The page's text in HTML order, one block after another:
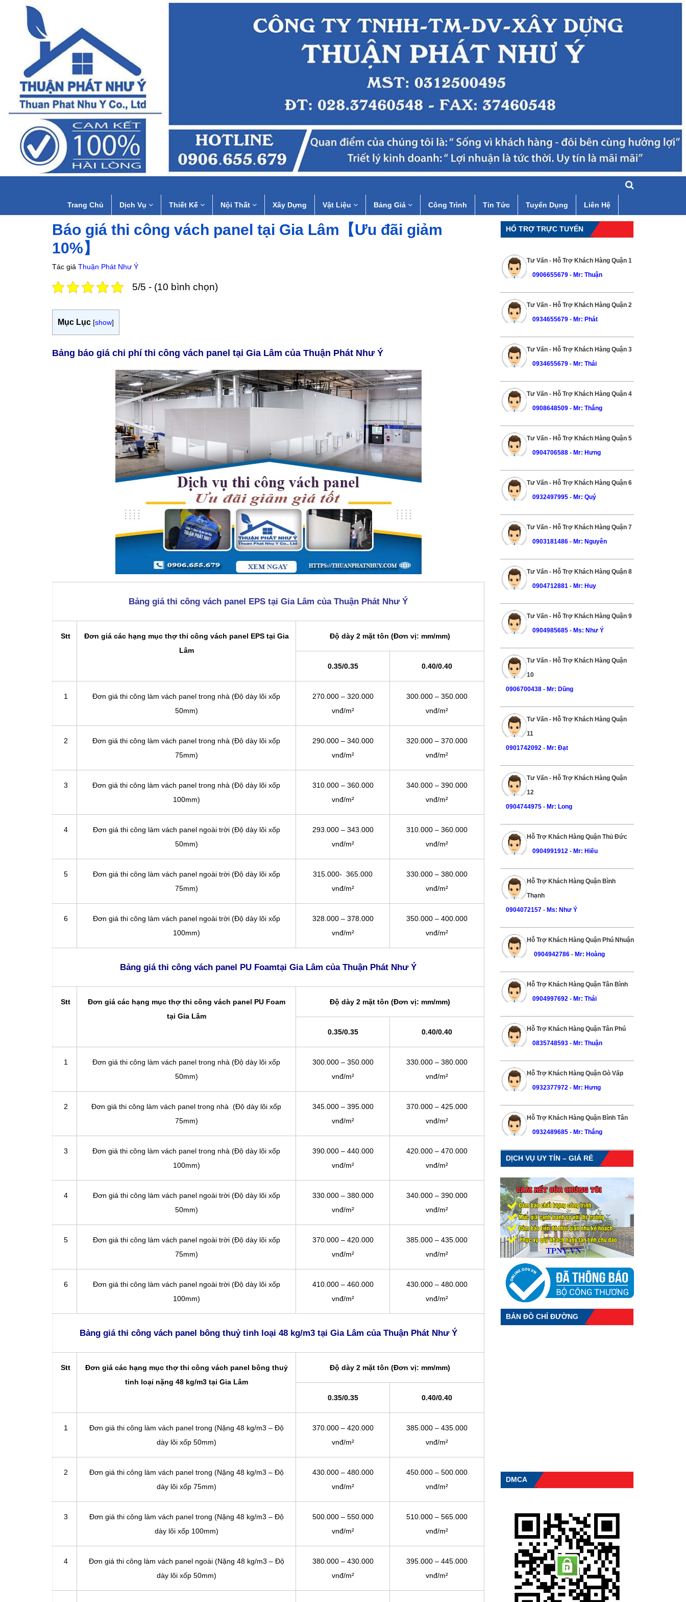
Trang Chủ Dịch Vụ Thiết Kế Nội Thất Xây Dựng Vật Liệu Bảng Giá Công Trình Tin Tức Tuyển Dụng Liên Hệ
Báo giá thi công vách panel tại Gia Lâm【Ưu đãi giảm
10%】
Tác giả Thuận Phát Như Ý
5/5 - (10 bình chọn)
Mục Lục [show]
Bảng báo giá chi phí thi công vách panel tại Gia Lâm của Thuận Phát Như Ý
Bảng giá thi công vách panel EPS tại Gia Lâm của Thuận Phát Như Ý
Stt
Đơn giá các hạng mục thợ thi công vách panel EPS tại Gia
Lâm
Độ dày 2 mặt tôn (Đơn vị: mm/mm)
0.35/0.35 0.40/0.40
1
Đơn giá thi công làm vách panel trong nhà (Độ dày lõi xốp
50mm)
270.000 – 320.000
vnđ/m²
300.000 – 350.000
vnđ/m²
2
Đơn giá thi công làm vách panel trong nhà (Độ dày lõi xốp
75mm)
290.000 – 340.000
vnđ/m²
320.000 – 370.000
vnđ/m²
3
Đơn giá thi công làm vách panel trong nhà (Độ dày lõi xốp
100mm)
310.000 – 360.000
vnđ/m²
340.000 – 390.000
vnđ/m²
4
Đơn giá thi công làm vách panel ngoài trời (Độ dày lõi xốp
50mm)
293.000 – 343.000
vnđ/m²
310.000 – 360.000
vnđ/m²
5
Đơn giá thi công làm vách panel ngoài trời (Độ dày lõi xốp
75mm)
315.000- 365.000
vnđ/m²
330.000 – 380.000
vnđ/m²
6
Đơn giá thi công làm vách panel ngoài trời (Độ dày lõi xốp
100mm)
328.000 – 378.000
vnđ/m²
350.000 – 400.000
vnđ/m²
Bảng giá thi công vách panel PU Foamtại Gia Lâm của Thuận Phát Như Ý
Stt
Đơn giá các hạng mục thợ thi công vách panel PU Foam
tại Gia Lâm
Độ dày 2 mặt tôn (Đơn vị: mm/mm)
0.35/0.35 0.40/0.40
1
Đơn giá thi công làm vách panel trong nhà (Độ dày lõi xốp
50mm)
300.000 – 350.000
vnđ/m²
330.000 – 380.000
vnđ/m²
2
Đơn giá thi công làm vách panel trong nhà (Độ dày lõi xốp
75mm)
345.000 – 395.000
vnđ/m²
370.000 – 425.000
vnđ/m²
3
Đơn giá thi công làm vách panel trong nhà (Độ dày lõi xốp
100mm)
390.000 – 440.000
vnđ/m²
420.000 – 470.000
vnđ/m²
4
Đơn giá thi công làm vách panel ngoài trời (Độ dày lõi xốp
50mm)
330.000 – 380.000
vnđ/m²
340.000 – 390.000
vnđ/m²
5
Đơn giá thi công làm vách panel ngoài trời (Độ dày lõi xốp
75mm)
370.000 – 420.000
vnđ/m²
385.000 – 435.000
vnđ/m²
6
Đơn giá thi công làm vách panel ngoài trời (Độ dày lõi xốp
100mm)
410.000 – 460.000
vnđ/m²
430.000 – 480.000
vnđ/m²
Bảng giá thi công vách panel bông thuỷ tinh loại 48 kg/m3 tại Gia Lâm của Thuận Phát Như Ý
Stt
Đơn giá các hạng mục thợ thi công vách panel bông thuỷ
tinh loại nặng 48 kg/m3 tại Gia Lâm
Độ dày 2 mặt tôn (Đơn vị: mm/mm)
0.35/0.35 0.40/0.40
1
Đơn giá thi công làm vách panel trong (Nặng 48 kg/m3 – Độ
dày lõi xốp 50mm)
370.000 – 420.000
vnđ/m²
385.000 – 435.000
vnđ/m²
2
Đơn giá thi công làm vách panel trong (Nặng 48 kg/m3 – Độ
dày lõi xốp 75mm)
430.000 – 480.000
vnđ/m²
450.000 – 500.000
vnđ/m²
3
Đơn giá thi công làm vách panel trong (Nặng 48 kg/m3 – Độ
dày lõi xốp 100mm)
500.000 – 550.000
vnđ/m²
510.000 – 565.000
vnđ/m²
4
Đơn giá thi công làm vách panel ngoài (Nặng 48 kg/m3 – Độ
dày lõi xốp 50mm)
380.000 – 430.000
vnđ/m²
395.000 – 445.000
vnđ/m²
HỔ TRỢ TRỰC TUYẾN
Tư Vấn - Hỗ Trợ Khách Hàng Quận 1
0906655679 - Mr: Thuận
Tư Vấn - Hỗ Trợ Khách Hàng Quận 2
0934655679 - Mr: Phát
Tư Vấn - Hỗ Trợ Khách Hàng Quận 3
0934655679 - Mr: Thái
Tư Vấn - Hỗ Trợ Khách Hàng Quận 4
0908648509 - Mr: Thắng
Tư Vấn - Hỗ Trợ Khách Hàng Quận 5
0904706588 - Mr: Hưng
Tư Vấn - Hỗ Trợ Khách Hàng Quận 6
0932497995 - Mr: Quý
Tư Vấn - Hỗ Trợ Khách Hàng Quận 7
0903181486 - Mr: Nguyên
Tư Vấn - Hỗ Trợ Khách Hàng Quận 8
0904712881 - Mr: Huy
Tư Vấn - Hỗ Trợ Khách Hàng Quận 9
0904985685 - Ms: Như Ý
Tư Vấn - Hỗ Trợ Khách Hàng Quận
10
0906700438- Mr: Dũng
Tư Vấn - Hỗ Trợ Khách Hàng Quận
11
0901742092 - Mr: Đạt
Tư Vấn - Hỗ Trợ Khách Hàng Quận
12
0904744975- Mr: Long
Hỗ Trợ Khách Hàng Quận Thủ Đức
0904991912 - Mr: Hiếu
Hỗ Trợ Khách Hàng Quận Bình
Thạnh
0904072157- Ms: Như Ý
Hỗ Trợ Khách Hàng Quận Phú Nhuận
0904942786 - Mr: Hoàng
Hỗ Trợ Khách Hàng Quận Tân Bình
0904997692 - Mr: Thái
Hỗ Trợ Khách Hàng Quận Tân Phú
0835748593 - Mr: Thuận
Hỗ Trợ Khách Hàng Quận Gò Vấp
0932377972 - Mr: Hưng
Hỗ Trợ Khách Hàng Quận Bình Tân
0932489685 - Mr: Thắng
DỊCH VỤ UY TÍN – GIÁ RẺ
BẢN ĐỒ CHỈ ĐƯỜNG
DMCA